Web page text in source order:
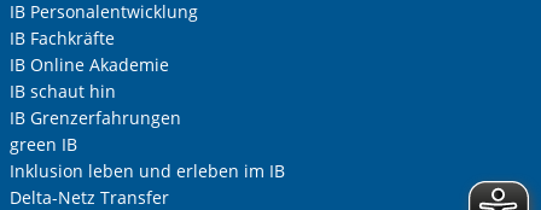
IB Personalentwicklung
IB Fachkräfte
IB Online Akademie
IB schaut hin
IB Grenzerfahrungen
green IB
Inklusion leben und erleben im IB
Delta-Netz Transfer